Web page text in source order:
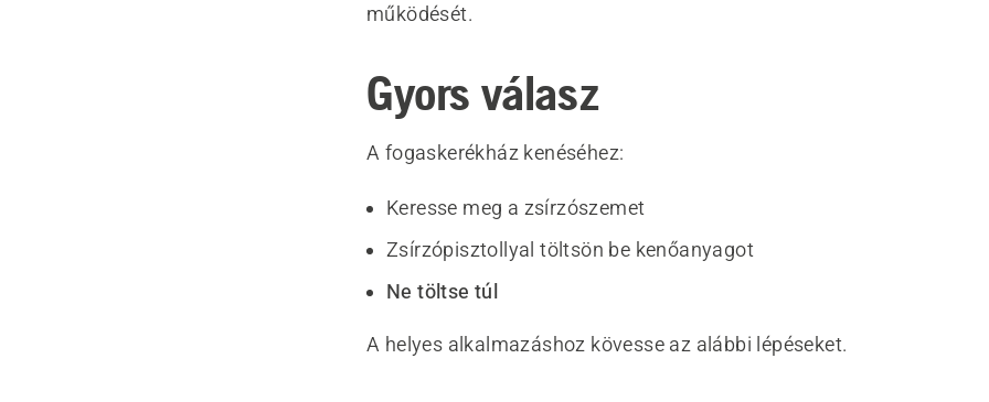
működését.
Gyors válasz
A fogaskerékház kenéséhez:
Keresse meg a zsírzószemet
Zsírzópisztollyal töltsön be kenőanyagot
Ne töltse túl
A helyes alkalmazáshoz kövesse az alábbi lépéseket.